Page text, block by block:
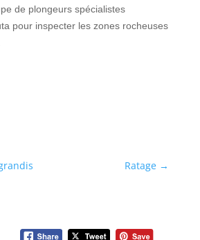
de plongeurs spécialistes
pour inspecter les zones rocheuses
Ratage →